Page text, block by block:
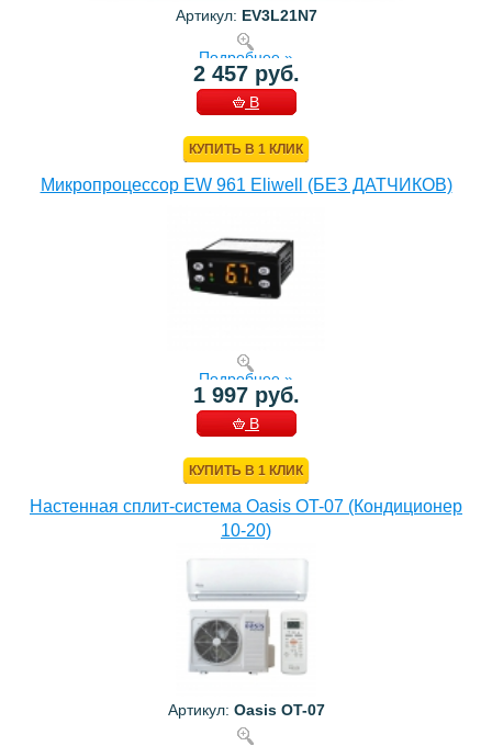
Артикул: EV3L21N7
Подробнее »
2 457 руб.
В
КУПИТЬ В 1 КЛИК
Микропроцессор EW 961 Eliwell (БЕЗ ДАТЧИКОВ)
Подробнее »
1 997 руб.
В
КУПИТЬ В 1 КЛИК
Настенная сплит-система Oasis OT-07 (Кондиционер
10-20)
Артикул: Oasis OT-07